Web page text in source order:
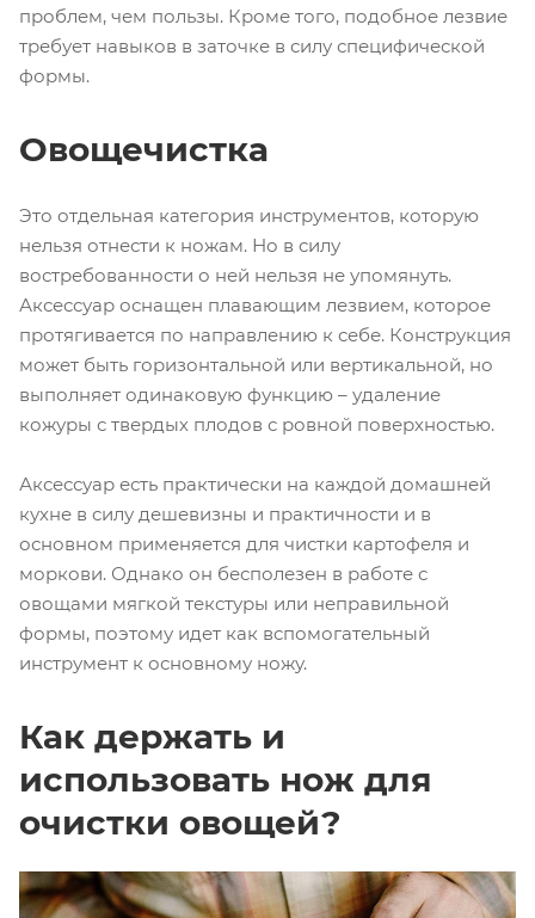
проблем, чем пользы. Кроме того, подобное лезвие
требует навыков в заточке в силу специфической
формы.
Овощечистка
Это отдельная категория инструментов, которую
нельзя отнести к ножам. Но в силу
востребованности о ней нельзя не упомянуть.
Аксессуар оснащен плавающим лезвием, которое
протягивается по направлению к себе. Конструкция
может быть горизонтальной или вертикальной, но
выполняет одинаковую функцию – удаление
кожуры с твердых плодов с ровной поверхностью.
Аксессуар есть практически на каждой домашней
кухне в силу дешевизны и практичности и в
основном применяется для чистки картофеля и
моркови. Однако он бесполезен в работе с
овощами мягкой текстуры или неправильной
формы, поэтому идет как вспомогательный
инструмент к основному ножу.
Как держать и
использовать нож для
очистки овощей?